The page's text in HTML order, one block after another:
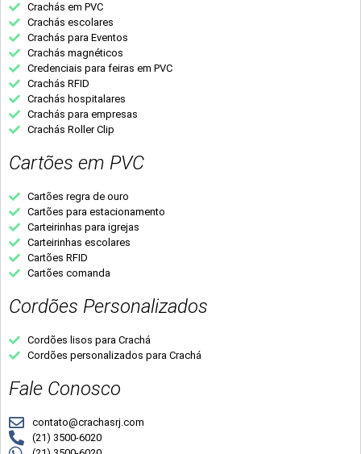
Crachás em PVC
Crachás escolares
Crachás para Eventos
Crachás magnéticos
Credenciais para feiras em PVC
Crachás RFID
Crachás hospitalares
Crachás para empresas
Crachás Roller Clip
Cartões em PVC
Cartões regra de ouro
Cartões para estacionamento
Carteirinhas para igrejas
Carteirinhas escolares
Cartões RFID
Cartões comanda
Cordões Personalizados
Cordões lisos para Crachá
Cordões personalizados para Crachá
Fale Conosco
contato@crachasrj.com
(21) 3500-6020